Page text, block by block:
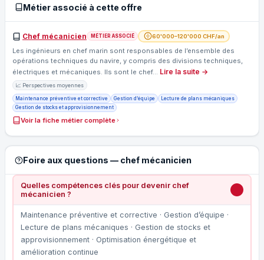
Métier associé à cette offre
Chef mécanicien MÉTIER ASSOCIÉ 60'000–120'000 CHF/an
Les ingénieurs en chef marin sont responsables de l’ensemble des
opérations techniques du navire, y compris des divisions techniques,
électriques et mécaniques. Ils sont le chef… Lire la suite →
📈 Perspectives moyennes
Maintenance préventive et corrective Gestion d’équipe
Lecture de plans mécaniques
Gestion de stocks et approvisionnement
Voir la fiche métier complète
Foire aux questions — chef mécanicien
Quelles compétences clés pour devenir chef
mécanicien ?
Maintenance préventive et corrective · Gestion d’équipe ·
Lecture de plans mécaniques · Gestion de stocks et
approvisionnement · Optimisation énergétique et
amélioration continue